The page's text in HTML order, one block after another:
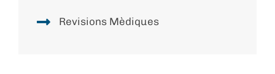
Revisions Mèdiques